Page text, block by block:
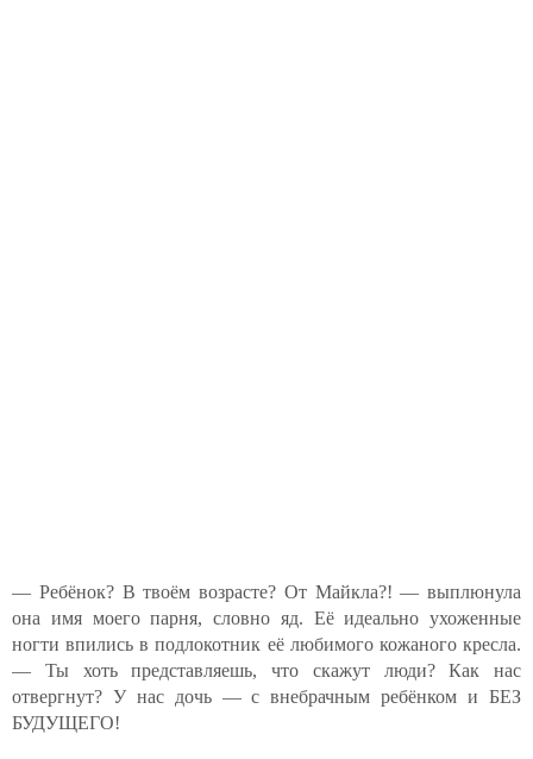
— Ребёнок? В твоём возрасте? От Майкла?! — выплюнула
она имя моего парня, словно яд. Её идеально ухоженные
ногти впились в подлокотник её любимого кожаного кресла.
— Ты хоть представляешь, что скажут люди? Как нас
отвергнут? У нас дочь — с внебрачным ребёнком и БЕЗ
БУДУЩЕГО!